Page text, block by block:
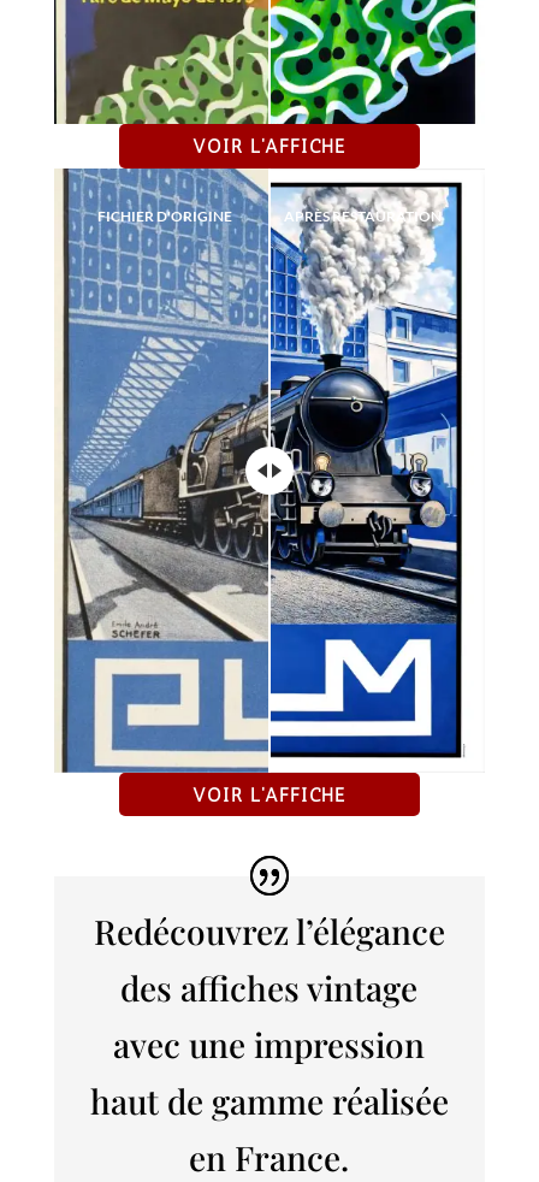
VOIR L'AFFICHE
FICHIER D'ORIGINE APRÈS RESTAURATION
VOIR L'AFFICHE
Redécouvrez l’élégance
des affiches vintage
avec une impression
haut de gamme réalisée
en France.